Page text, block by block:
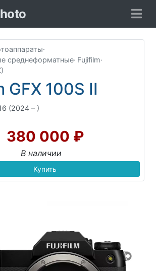
·
среднеформатные· Fujifilm·
GFX 100S II
(2024 – )
380 000 ₽
В наличии
Купить